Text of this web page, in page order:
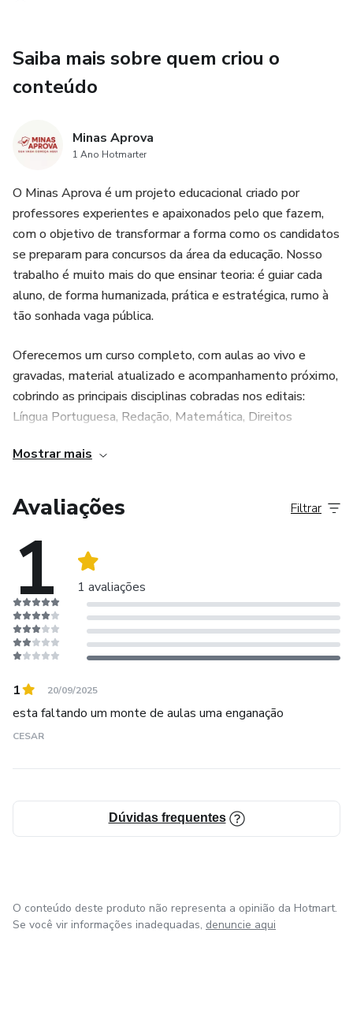
Saiba mais sobre quem criou o
conteúdo
Minas Aprova
1 Ano Hotmarter
O Minas Aprova é um projeto educacional criado por
professores experientes e apaixonados pelo que fazem,
com o objetivo de transformar a forma como os candidatos
se preparam para concursos da área da educação. Nosso
trabalho é muito mais do que ensinar teoria: é guiar cada
aluno, de forma humanizada, prática e estratégica, rumo à
tão sonhada vaga pública.
Oferecemos um curso completo, com aulas ao vivo e
gravadas, material atualizado e acompanhamento próximo,
cobrindo as principais disciplinas cobradas nos editais:
Língua Portuguesa, Redação, Matemática, Direitos
mostramos que é possível aprender de verdade, mesmo
começando do zero. Nosso compromisso vai além do
conteúdo: queremos que cada aluno se sinta confiante,
motivado e capaz de alcançar sua aprovação.
No Minas Aprova, acreditamos que educação transforma
vidas. Por isso, trabalhamos com dedicação, seriedade e
empatia, sempre com foco em um só resultado: a sua
conquista.
Minas Aprova – Sua vaga começa aqui.
Mostrar mais
Avaliações
1 1 avaliações
Filtrar
1 20/09/2025
esta faltando um monte de aulas uma enganação
CESAR
Dúvidas frequentes
O conteúdo deste produto não representa a opinião da Hotmart.
Se você vir informações inadequadas, denuncie aqui